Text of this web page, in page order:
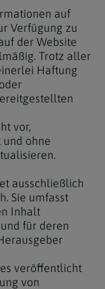
auf
Verfügung zu
der Website
Trotz aller
Haftung
vor,
ohne
ausschließlich
Sie umfasst
Inhalt
für deren
veröffentlicht
von